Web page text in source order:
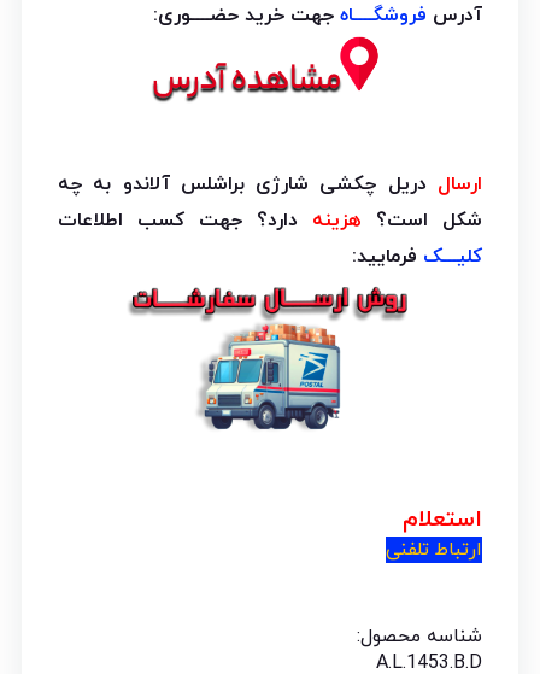
آدرس فروشگــــاهجهت خرید حضــــوری:
ارسال دریل چکشی شارژی براشلس آلاندو به چه
شکل است؟ هزینه دارد؟ جهت کسب اطلاعات
کلیـــک فرمایید:
استعلام
ارتباط تلفنی
شناسه محصول:
A.L.1453.B.D